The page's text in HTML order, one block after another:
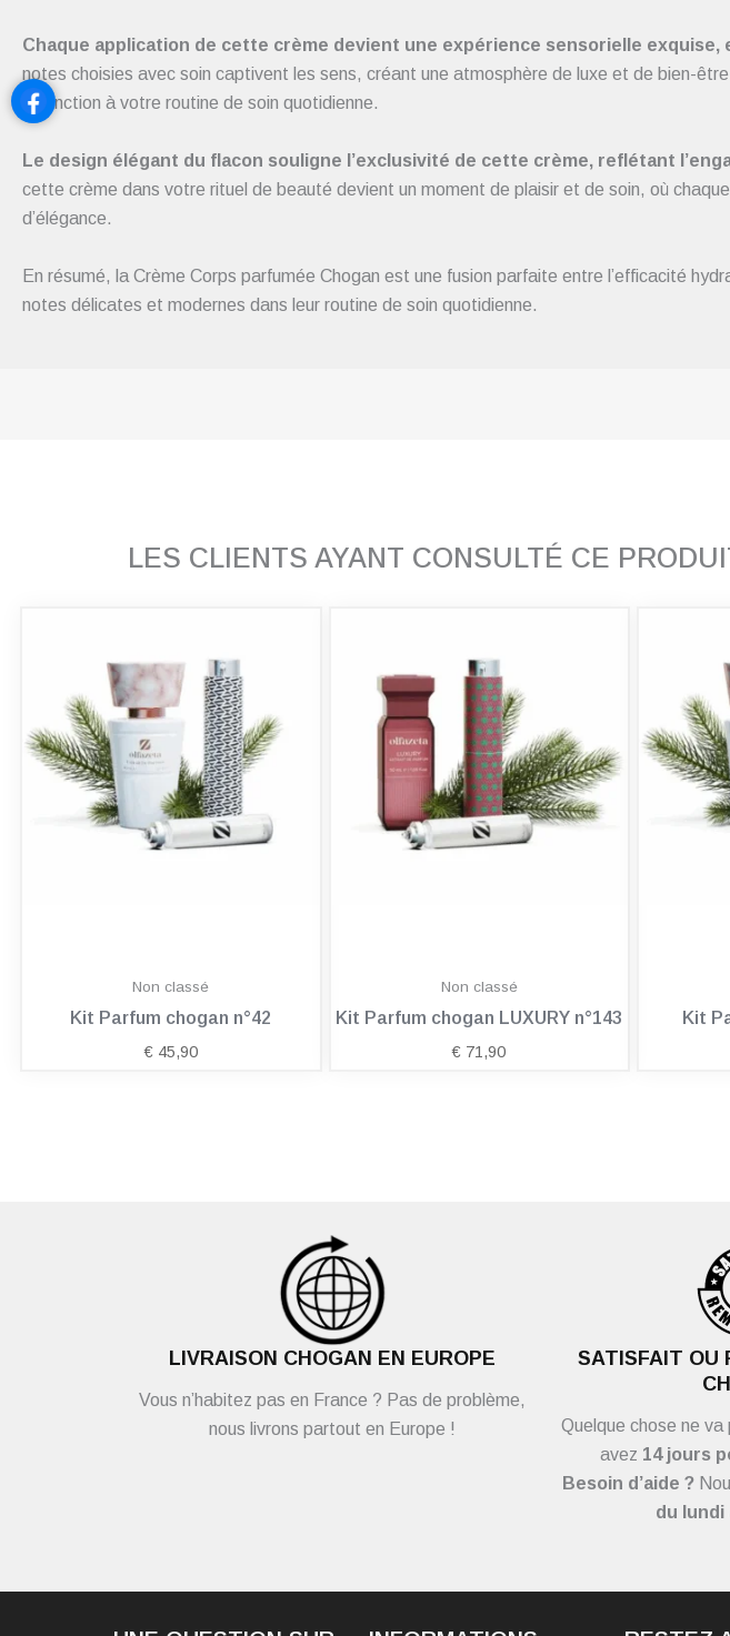
Chaque application de cette crème devient une expérience sensorielle
notes choisies avec soin captivent les sens, créant une atmosphère de luxe et de bien-
distinction à votre routine de soin quotidienne.
Le design élégant du flacon souligne l’exclusivité de cette crème, reflétant
cette crème dans votre rituel de beauté devient un moment de plaisir et de soin, où
d’élégance.
En résumé, la Crème Corps parfumée Chogan est une fusion parfaite entre l’efficacité
notes délicates et modernes dans leur routine de soin quotidienne.
LES CLIENTS AYANT CONSULTÉ CE
Non classé
Kit Parfum chogan n°42
€ 45,90
Non classé
Kit Parfum chogan LUXURY n°143
€ 71,90
Kit
LIVRAISON CHOGAN EN EUROPE
Vous n’habitez pas en France ? Pas de problème,
nous livrons partout en Europe !
SATISFAIT OU
Quelque chose ne
avez 14 jours
Besoin d’aide ?
du